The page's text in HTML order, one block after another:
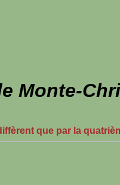
Monte-
que par la